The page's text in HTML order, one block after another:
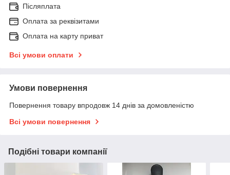
Післяплата
Оплата за реквізитами
Оплата на карту приват
Всі умови оплати
Умови повернення
Повернення товару впродовж 14 днів за домовленістю
Всі умови повернення
Подібні товари компанії